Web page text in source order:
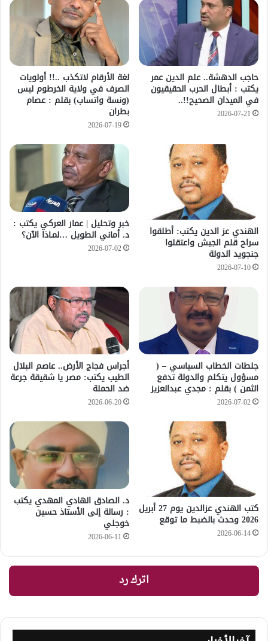
حاجب الدهشة.. علم الدين عمر
يكتب : أبطال الحرب الحقيقيون
في الميدان الصحيح!!..
2026-07-21
لغة الأرقام لاتكذب ..!! أولويات
الصرف في ولاية الخرطوم ليس
(ونسة واتساب) بقلم : عصام
بطران
2026-07-19
الهندي عز الدين يكتب: أطلقوا
سراح قلم الجيش واعتقلوا
جنجويد الدولة
2026-07-10
خبر وتحليل | عمار العركي يكتب :
د. أماني الطويل …لمـاذا الآن؟
2026-07-02
جلطات الخطاب السياسي – (
مسؤول يتكلم والدولة تدفع
الثمن ) بقلم : مجدي عبدالعزيز
2026-07-02
أجراس فجاج الأرض.. عاصم البلال
الطيب يكتب: مصر يا شقيقة جرعة
ضد الحملة
2026-06-20
كتب الهندي عزالدين يوم 27 أبريل
2026 وحدث بالضبط ما توقع
2026-06-14
د. الصادق الهادي المهدي يكتب
: رسالة إلى الأستاذ حسين
خوجلي
2026-06-11
اترك رد